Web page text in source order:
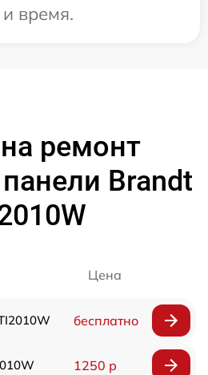
время.
ремонт
Brandt
Цена
бесплатно
1250 р